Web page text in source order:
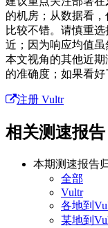
的机房；从数据看
比较不错。请慎重选
近；因为响应均值
本文视角的其他近
的准确度；如果看
注册 Vultr
相关测速报告
本期测速报告
全部
Vultr
各地到
某地到